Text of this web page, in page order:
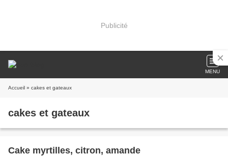
Publicité
MENU
Accueil » cakes et gateaux
cakes et gateaux
Cake myrtilles, citron, amande